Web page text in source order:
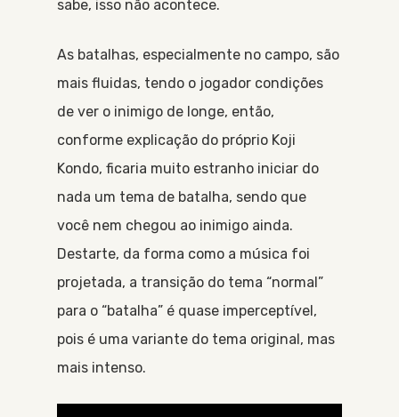
sabe, isso não acontece.
As batalhas, especialmente no campo, são
mais fluidas, tendo o jogador condições
de ver o inimigo de longe, então,
conforme explicação do próprio Koji
Kondo, ficaria muito estranho iniciar do
nada um tema de batalha, sendo que
você nem chegou ao inimigo ainda.
Destarte, da forma como a música foi
projetada, a transição do tema “normal”
para o “batalha” é quase imperceptível,
pois é uma variante do tema original, mas
mais intenso.